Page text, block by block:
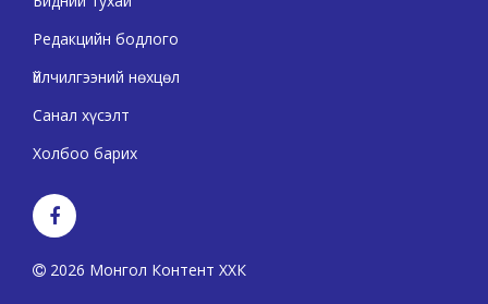
Редакцийн бодлого
Үйлчилгээний нөхцөл
Санал хүсэлт
Холбоо барих
2026 Монгол Контент ХХК